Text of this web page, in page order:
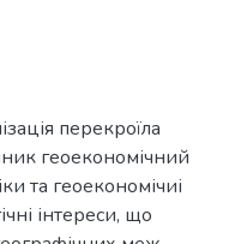
перекроїла
геоекономічний
та геоекономічиі
інтереси, що